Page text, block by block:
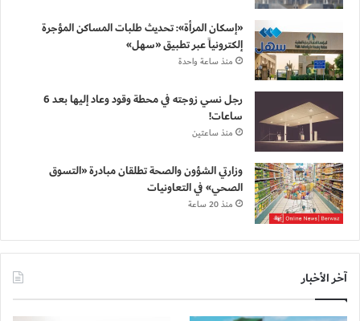
«إسكان المرأة»: تحديث طلبات المساكن المؤجرة
إلكترونياً عبر تطبيق «سهل»
منذ ساعة واحدة
رجل نسي زوجته في محطة وقود وعاد إليها بعد 6
ساعات!
منذ ساعتين
وزارتي الشؤون والصحة تطلقان مبادرة «التسوق
الصحي» في التعاونيات
منذ 20 ساعة
آخر الأخبار